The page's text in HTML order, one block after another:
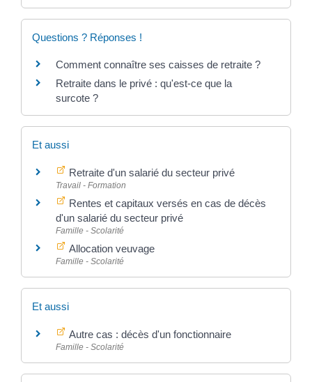
Questions ? Réponses !
Comment connaître ses caisses de retraite ?
Retraite dans le privé : qu'est-ce que la
surcote ?
Et aussi
Retraite d'un salarié du secteur privé
Travail - Formation
Rentes et capitaux versés en cas de décès
d'un salarié du secteur privé
Famille - Scolarité
Allocation veuvage
Famille - Scolarité
Et aussi
Autre cas : décès d'un fonctionnaire
Famille - Scolarité